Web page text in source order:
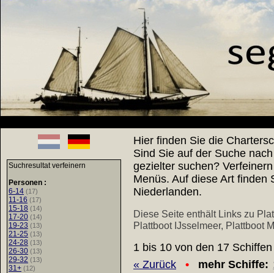
Suchresultat verfeinern
Personen :
6-14 (17)
11-16 (17)
15-18 (14)
17-20 (14)
19-23 (13)
21-25 (13)
24-28 (13)
26-30 (13)
29-32 (13)
31+ (12)
Hier finden Sie die
Sind Sie auf der Suche
gezielter suchen?
Menüs. Auf diese Art finden
Niederlanden.
Diese Seite enthält Links zu
Plattboot IJsselmeer, Plattboot
1 bis 10 von den 17 Schiffen
« Zurück
• mehr Schiffe: